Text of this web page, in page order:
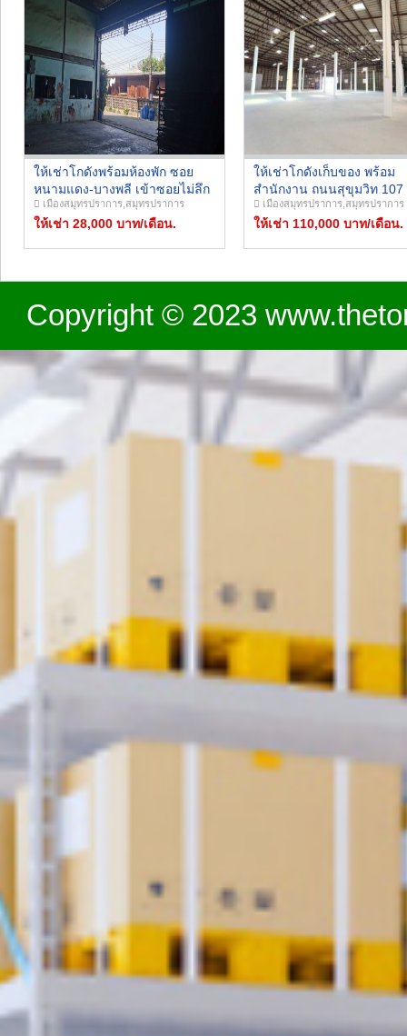
ให้เช่าโกดังพร้อมห้องพัก ซอย
หนามแดง-บางพลี เข้าซอยไม่ลึก
พื้นที่โกดัง 400 ตารางเมตร มี
เครนภายในโกดัง เหมาะเก็บ
เมืองสมุทรปราการ,สมุทรปราการ
ให้เช่า 28,000 บาท/เดือน.
ให้เช่าโกดังเก็บของ พร้อม
สำนักงาน ถนนสุขุมวิท
ใช้สอย 1,020 ตารางเมตร
ดีใกล้ BTS แบริ่ง เหมาะสำ
เมืองสมุทรปราการ,สมุทรปราการ
ให้เช่า 110,000 บาท/เดือน.
Copyright © 2023